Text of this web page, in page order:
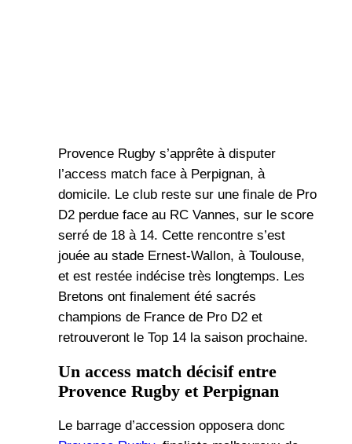
Provence Rugby s’apprête à disputer
l’access match face à Perpignan, à
domicile. Le club reste sur une finale de Pro
D2 perdue face au RC Vannes, sur le score
serré de 18 à 14. Cette rencontre s’est
jouée au stade Ernest-Wallon, à Toulouse,
et est restée indécise très longtemps. Les
Bretons ont finalement été sacrés
champions de France de Pro D2 et
retrouveront le Top 14 la saison prochaine.
Un access match décisif entre
Provence Rugby et Perpignan
Le barrage d’accession opposera donc